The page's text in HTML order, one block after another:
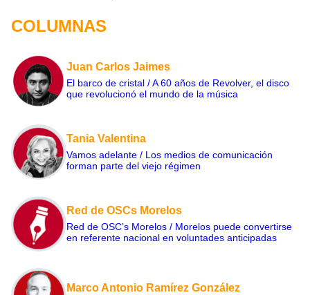
COLUMNAS
Juan Carlos Jaimes
El barco de cristal / A 60 años de Revolver, el disco
que revolucionó el mundo de la música
Tania Valentina
Vamos adelante / Los medios de comunicación
forman parte del viejo régimen
Red de OSCs Morelos
Red de OSC’s Morelos / Morelos puede convertirse
en referente nacional en voluntades anticipadas
Marco Antonio Ramírez González